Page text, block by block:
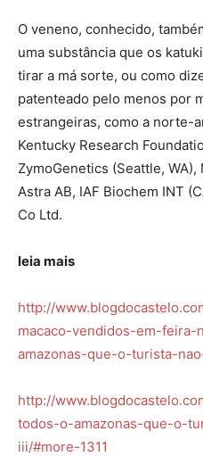
O veneno, conhecido,
uma substância que os
tirar a má sorte, ou como
patenteado pelo menos por
estrangeiras, como a norte-
Kentucky Research
ZymoGenetics (Seattle,
Astra AB, IAF Biochem INT
Co Ltd.
leia mais
http://
macaco-vendidos-em-
amazonas-que-o-turista-
http://
todos-o-amazonas-que-o-
iii/#more-1311